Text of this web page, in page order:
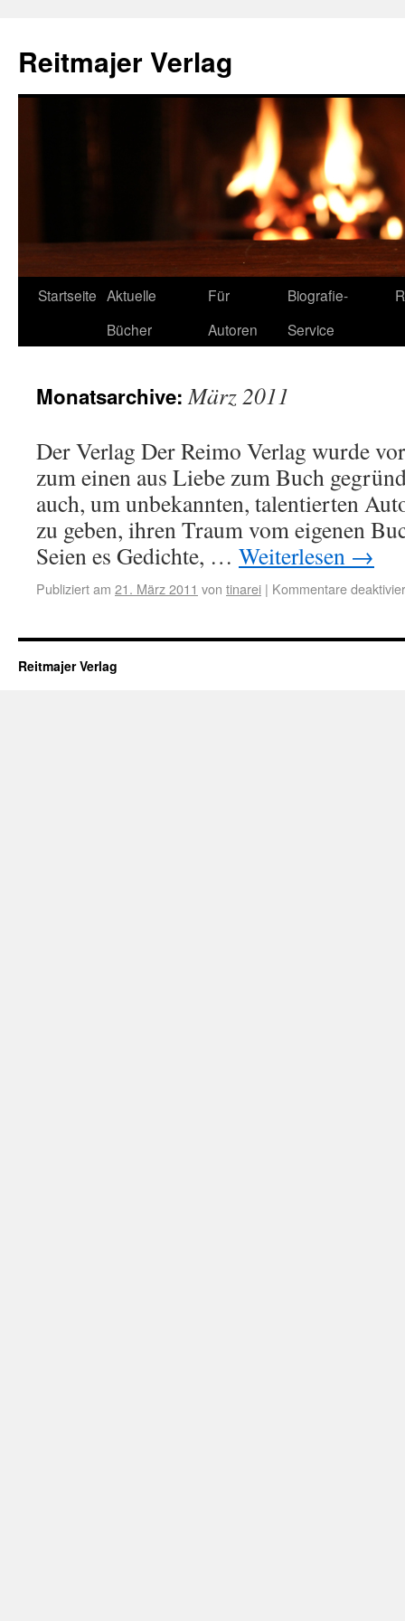
Reitmajer Verlag
Startseite Aktuelle
Bücher
Für
Autoren
Biografie-
Service
Monatsarchive:März 2011
Der Verlag Der Reimo Verlag wurde
zum einen aus Liebe zum Buch
auch, um unbekannten, talentierten
zu geben, ihren Traum vom eigenen
Seien es Gedichte, … Weiterlesen →
Publiziert am 21. März 2011 von tinarei | Kommentare
Reitmajer Verlag